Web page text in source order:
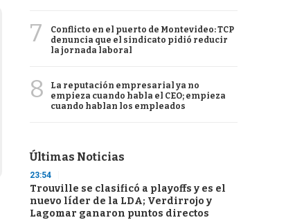
7
Conflicto en el puerto de Montevideo: TCP
denuncia que el sindicato pidió reducir
la jornada laboral
8
La reputación empresarial ya no
empieza cuando habla el CEO; empieza
cuando hablan los empleados
Últimas Noticias
23:54
Trouville se clasificó a playoffs y es el
nuevo líder de la LDA; Verdirrojo y
Lagomar ganaron puntos directos